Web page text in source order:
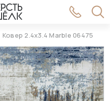
В корзину
Ковер 2.4x3.4 Marble 06475